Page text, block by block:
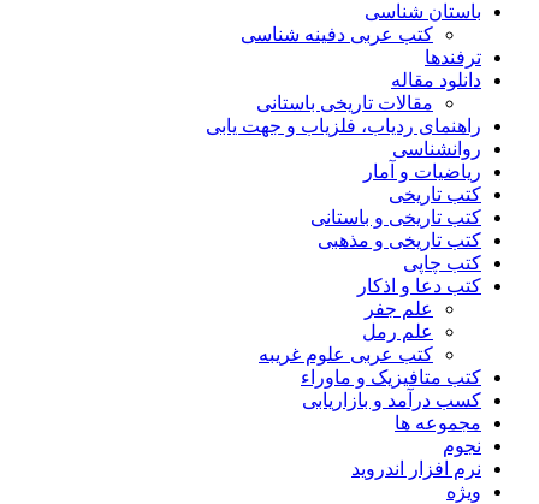
باستان شناسی
کتب عربی دفینه شناسی
ترفندها
دانلود مقاله
مقالات تاریخی باستانی
راهنمای ردیاب، فلزیاب و جهت یابی
روانشناسی
ریاضیات و آمار
کتب تاریخی
کتب تاریخی و باستانی
کتب تاریخی و مذهبی
کتب چاپی
کتب دعا و اذکار
علم جفر
علم رمل
کتب عربی علوم غریبه
کتب متافیزیک و ماوراء
کسب درآمد و بازاریابی
مجموعه ها
نجوم
نرم افزار اندروید
ویژه